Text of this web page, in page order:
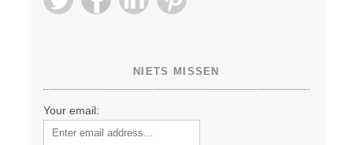
NIETS MISSEN
Your email: